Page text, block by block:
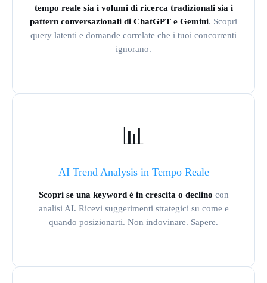
tempo reale sia i volumi di ricerca tradizionali sia i
pattern conversazionali di ChatGPT e Gemini. Scopri
query latenti e domande correlate che i tuoi concorrenti
ignorano.
📊
AI Trend Analysis in Tempo Reale
Scopri se una keyword è in crescita o declino con
analisi AI. Ricevi suggerimenti strategici su come e
quando posizionarti. Non indovinare. Sapere.